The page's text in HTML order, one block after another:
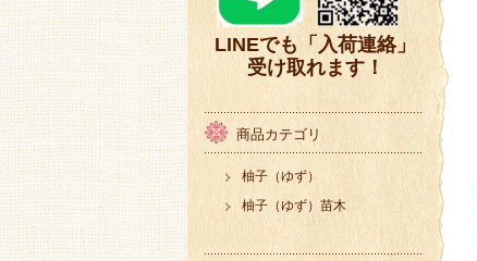
LINEでも「入荷連絡」
受け取れます！
商品カテゴリ
柚子（ゆず）
柚子（ゆず）苗木